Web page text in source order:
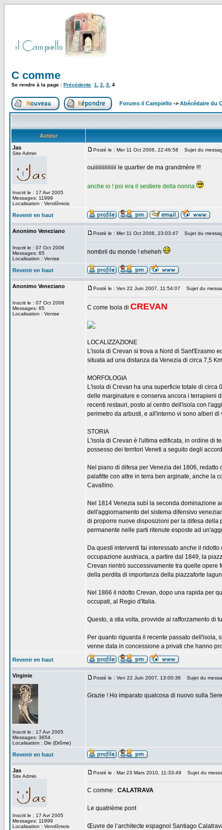
C comme
Se rendre à la page : Précédente 1 2 3 4
Forums il Campiello -> Abécédaire du
Auteur
Jas
Site Admin
Inscrit le : 17 Avr 2005
Messages: 11999
Localisation : Vendômois
Posté le : Mer 11 Oct 2006, 22:46:58 Sujet du
ouiiiiiiiiiiiiiii le quartier de ma grandmère !!!
anche io ! poi era il sestiere della nonna
Revenir en haut
Anonimo Veneziano
Inscrit le : 07 Oct 2006
Messages: 65
Localisation : Venise
Posté le : Mer 11 Oct 2006, 23:03:47 Sujet du
nombril du monde ! eheheh
Revenir en haut
Anonimo Veneziano
Inscrit le : 07 Oct 2006
Messages: 65
Localisation : Venise
Posté le : Ven 22 Juin 2007, 11:54:07 Sujet du
C come Isola di CREVAN
LOCALIZZAZIONE
L'isola di Crevan si trova a Nord di Sant'Erasmo
situata ad una distanza da Venezia di circa 7,5
MORFOLOGIA
L'isola di Crevan ha una superficie totale di circa
delle marginature e conserva ancora i terrapieni
recenti restauri, posto al centro dell'isola con
perimetro da arbusti, e all'interno vi sono alberi
STORIA
L'isola di Crevan è l'ultima edificata, in ordine di
possesso dei territori Veneti a seguito degli
Nel piano di difesa per Venezia del 1806,
palafitte con altre in terra ben arginate, anche la
Cavallino.
Nel 1814 Venezia subì la seconda dominazione
dell'aggiornamento del sistema difensivo
di proporre nuove disposizioni per la difesa della
permanente nelle parti ritenute esposte ad
Da questi interventi fai interessato anche il
occupazione austriaca, a partire dal 1849, la
Crevan rientrò successivamente tra quelle
della perdita di importanza della piazzaforte
Nel 1866 il ridotto Crevan, dopo una rapida per
occupati, al Regio d'Italia.
Questo, a stia volta, provvide al rafforzamento di
Per quanto riguarda il recente passato
venne data in concessione a privati che hanno
Revenir en haut
Virginie
Inscrit le : 17 Avr 2005
Messages: 3654
Localisation : Die (Drôme)
Posté le : Ven 22 Juin 2007, 13:00:36 Sujet du
Grazie ! Ho imparato qualcosa di nuovo sulla
Revenir en haut
Jas
Site Admin
Inscrit le : 17 Avr 2005
Messages: 11999
Localisation : Vendômois
Posté le : Mar 23 Mars 2010, 11:33:49 Sujet du
C comme : CALATRAVA
Le quatrième pont
Œuvre de l’architecte espagnol Santiago